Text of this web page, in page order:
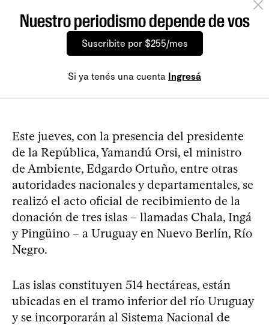
Nuestro periodismo depende de vos
Suscribite por $255/mes
Si ya tenés una cuenta Ingresá
Este jueves, con la presencia del presidente
de la República, Yamandú Orsi, el ministro
de Ambiente, Edgardo Ortuño, entre otras
autoridades nacionales y departamentales, se
realizó el acto oficial de recibimiento de la
donación de tres islas – llamadas Chala, Ingá
y Pingüino – a Uruguay en Nuevo Berlín, Río
Negro.
Las islas constituyen 514 hectáreas, están
ubicadas en el tramo inferior del río Uruguay
y se incorporarán al Sistema Nacional de